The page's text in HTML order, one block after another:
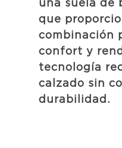
una suela de
que
combinación
confort y
tecnología
calzado sin
durabilidad.